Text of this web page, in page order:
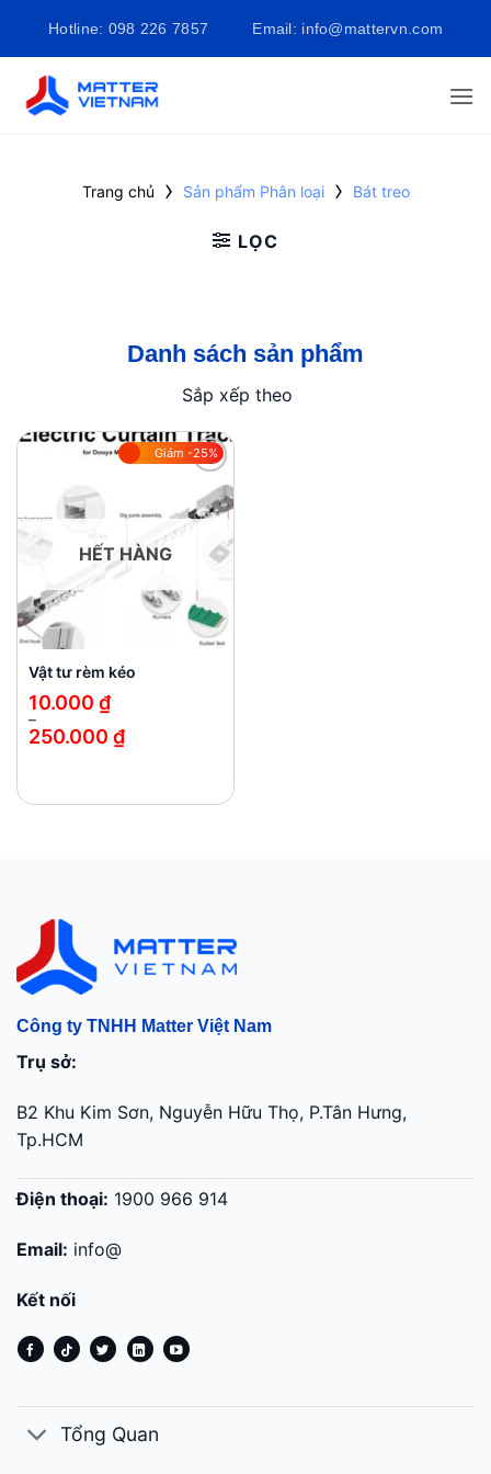
dung
Email: info@mattervn.com
Hotline: 098 226 7857
Trang chủ › Sản phẩm Phân loại› Bát treo
LỌC
Danh sách sản phẩm
Sắp xếp theo
Giảm -25%
Add to
wishlist
HẾT HÀNG
Vật tư rèm kéo
10.000 ₫
–
250.000 ₫
đến
Công ty TNHH Matter Việt Nam
Trụ sở:
B2 Khu Kim Sơn, Nguyễn Hữu Thọ, P.Tân Hưng,
Tp.HCM
Điện thoại: 1900 966 914
Email: info@
Kết nối
Tổng Quan